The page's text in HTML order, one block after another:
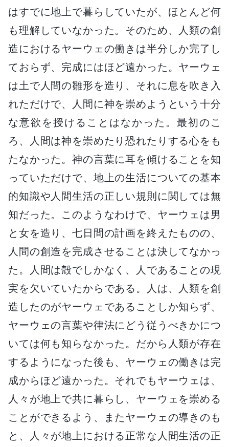
はすでに地上で暮らしていたが、ほとんど何
も理解していなかった。そのため、人類の創
造におけるヤーウェの働きは半分しか完了し
ておらず、完成にはほど遠かった。ヤーウェ
は土で人間の雛形を造り、それに息を吹き入
れただけで、人間に神を崇めようという十分
な意欲を授けることはなかった。最初のこ
ろ、人間は神を崇めたり恐れたりする心をも
たなかった。神の言葉に耳を傾けることを知
っていただけで、地上の生活についての基本
的知識や人間生活の正しい規則に関しては無
知だった。このようなわけで、ヤーウェは男
と女を造り、七日間の計画を終えたものの、
人間の創造を完成させることは決してなかっ
た。人間は殻でしかなく、人であることの現
実を欠いていたからである。人は、人類を創
造したのがヤーウェであることしか知らず、
ヤーウェの言葉や律法にどう従うべきかにつ
いては何も知らなかった。だから人類が存在
するようになった後も、ヤーウェの働きは完
成からほど遠かった。それでもヤーウェは、
人々が地上で共に暮らし、ヤーウェを崇める
ことができるよう、またヤーウェの導きのも
と、人々が地上における正常な人間生活の正